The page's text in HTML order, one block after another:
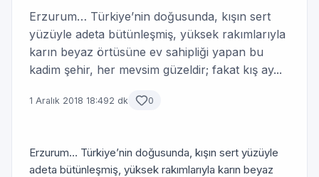
Erzurum… Türkiye’nin doğusunda, kışın sert
yüzüyle adeta bütünleşmiş, yüksek rakımlarıyla
karın beyaz örtüsüne ev sahipliği yapan bu
kadim şehir, her mevsim güzeldir; fakat kış ay...
1 Aralık 2018 18:492 dk 0
Erzurum… Türkiye’nin doğusunda, kışın sert yüzüyle
adeta bütünleşmiş, yüksek rakımlarıyla karın beyaz